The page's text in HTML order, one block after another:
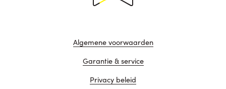
Algemene voorwaarden
Garantie & service
Privacy beleid